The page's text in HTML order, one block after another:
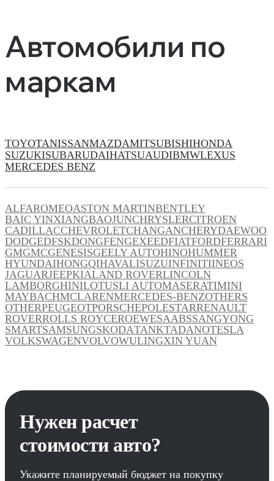
Автомобили по
маркам
TOYOTANISSANMAZDAMITSUBISHIHONDA
SUZUKISUBARUDAIHATSUAUDIBMWLEXUS
MERCEDES BENZ
ALFAROMEOASTON MARTINBENTLEY
BAIC YINXIANGBAOJUNCHRYSLERCITROEN
CADILLACCHEVROLETCHANGANCHERYDAEWOO
DODGEDFSKDONGFENGEXEEDFIATFORDFERRARI
GMGMCGENESISGEELY AUTOHINOHUMMER
HYUNDAIHONGQIHAVALISUZUINFINITIINEOS
JAGUARJEEPKIALAND ROVERLINCOLN
LAMBORGHINILOTUSLI AUTOMASERATIMINI
MAYBACHMCLARENMERCEDES-BENZOTHERS
OTHERPEUGEOTPORSCHEPOLESTARRENAULT
ROVERROLLS ROYCEROEWESAABSSANGYONG
SMARTSAMSUNGSKODATANKTADANOTESLA
VOLKSWAGENVOLVOWULINGXIN YUAN
Нужен расчет
стоимости авто?
Укажите планируемый бюджет на покупку